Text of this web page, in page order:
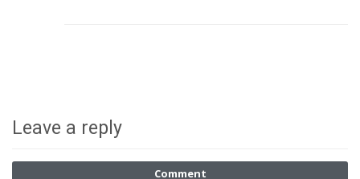
Leave a reply
Comment